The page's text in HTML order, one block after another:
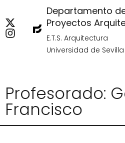
Departamento
Proyectos
E.T.S. Arquitectura
Universidad de Sevilla
Profesorado:
Francisco